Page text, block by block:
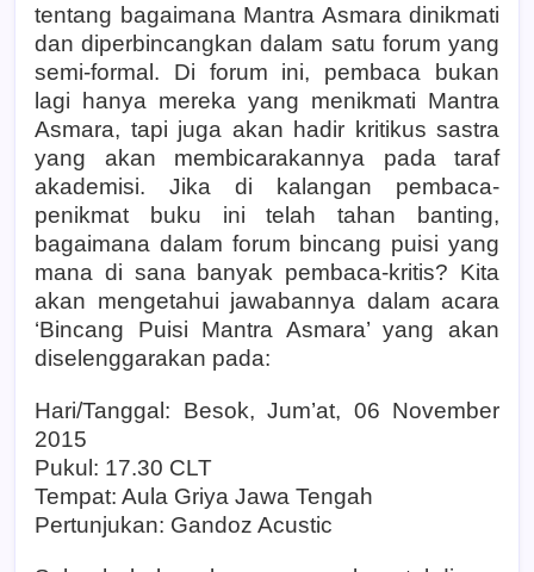
tentang bagaimana Mantra Asmara dinikmati
dan diperbincangkan dalam satu forum yang
semi-formal. Di forum ini, pembaca bukan
lagi hanya mereka yang menikmati Mantra
Asmara, tapi juga akan hadir kritikus sastra
yang akan membicarakannya pada taraf
akademisi. Jika di kalangan pembaca-
penikmat buku ini telah tahan banting,
bagaimana dalam forum bincang puisi yang
mana di sana banyak pembaca-kritis? Kita
akan mengetahui jawabannya dalam acara
‘Bincang Puisi Mantra Asmara’ yang akan
diselenggarakan pada:
Hari/Tanggal: Besok, Jum’at, 06 November
2015
Pukul: 17.30 CLT
Tempat: Aula Griya Jawa Tengah
Pertunjukan: Gandoz Acustic